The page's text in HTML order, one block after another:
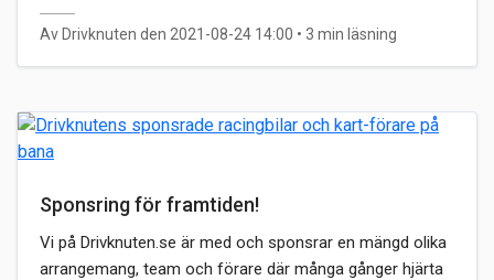
Av Drivknuten den 2021-08-24 14:00 • 3 min läsning
Sponsring för framtiden!
Vi på Drivknuten.se är med och sponsrar en mängd olika
arrangemang, team och förare där många gånger hjärta